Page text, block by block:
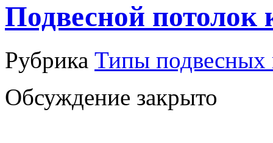
Подвесной потолок
Рубрика Типы подвесных
Обсуждение закрыто